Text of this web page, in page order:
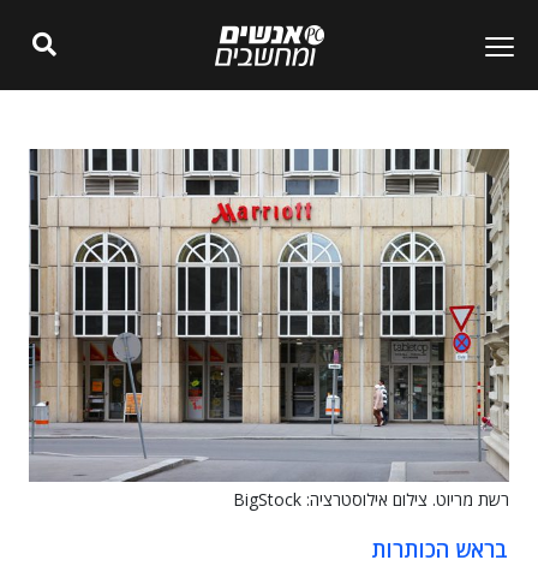
רשת מריוט. צילום אילוסטרציה: BigStock
בראש הכותרות